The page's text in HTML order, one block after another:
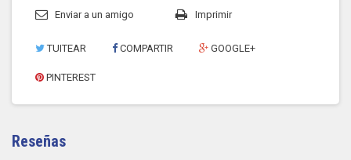
Enviar a un amigo Imprimir
TUITEAR COMPARTIR GOOGLE+
PINTEREST
Reseñas